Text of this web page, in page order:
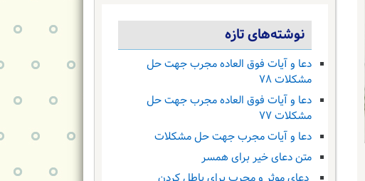
نوشته‌های تازه
دعا و آیات فوق العاده مجرب جهت حل
مشکلات ۷۸
دعا و آیات فوق العاده مجرب جهت حل
مشکلات ۷۷
دعا و آیات مجرب جهت حل مشکلات
متن دعای خیر برای همسر